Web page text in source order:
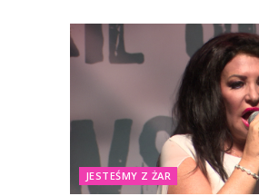
JESTEŚMY Z ŻAR